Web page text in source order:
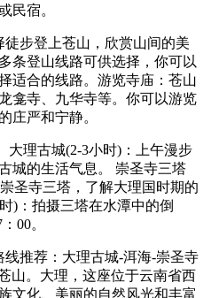
民宿。
步登上苍山，欣赏山间的美
条登山线路可供选择，你可以
适合的线路。游览寺庙：苍山
龛寺、九华寺等。你可以游览
庄严和宁静。
大理古城(2-3小时)：上午漫步
城的生活气息。 崇圣寺三塔
圣寺三塔，了解大理国时期的
)：拍摄三塔在水潭中的倒
00。
推荐：大理古城-洱海-崇圣寺
山。大理，这座位于云南省西
文化、美丽的自然风光和丰富